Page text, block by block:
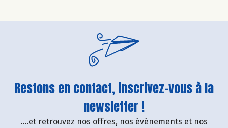
Restons en contact, inscrivez-vous à la
newsletter !
....et retrouvez nos offres, nos événements et nos